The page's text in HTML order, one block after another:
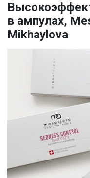
в ампулах,
Mikhaylova